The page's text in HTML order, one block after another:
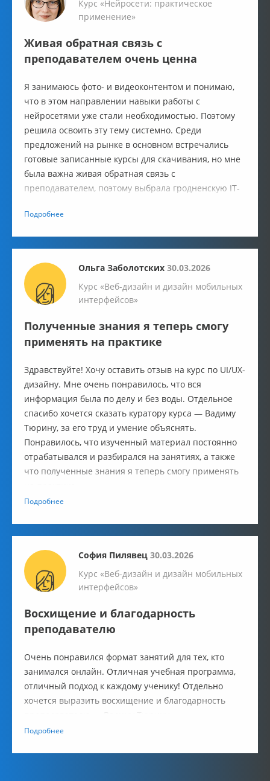
Курс «Нейросети: практическое
применение»
Живая обратная связь с
преподавателем очень ценна
Я занимаюсь фото- и видеоконтентом и понимаю,
что в этом направлении навыки работы с
нейросетями уже стали необходимостью. Поэтому
решила освоить эту тему системно. Среди
предложений на рынке в основном встречались
готовые записанные курсы для скачивания, но мне
была важна живая обратная связь с
преподавателем, поэтому выбрала гродненскую IT-
здесь в 2021 году и осталась довольна качеством.
Подробнее
Ольга Заболотских 30.03.2026
Курс «Веб-дизайн и дизайн мобильных
интерфейсов»
Полученные знания я теперь смогу
применять на практике
Здравствуйте! Хочу оставить отзыв на курс по UI/UX-
дизайну. Мне очень понравилось, что вся
информация была по делу и без воды. Отдельное
спасибо хочется сказать куратору курса — Вадиму
Тюрину, за его труд и умение объяснять.
Понравилось, что изученный материал постоянно
отрабатывался и разбирался на занятиях, а также
что полученные знания я теперь смогу применять
Подробнее
София Пилявец 30.03.2026
Курс «Веб-дизайн и дизайн мобильных
интерфейсов»
Восхищение и благодарность
преподавателю
Очень понравился формат занятий для тех, кто
занимался онлайн. Отличная учебная программа,
отличный подход к каждому ученику! Отдельно
хочется выразить восхищение и благодарность
Подробнее